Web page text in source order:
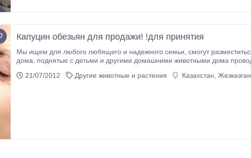
Капуцин обезьян для продажи! !для принятия
Мы ищем для любого любящего и надежного семьи, смогут разместиться нашего ребенка капуцин Monkeys.Our младенцев
дома, поднятые с детьми и другими домашними животными дома проводить. Они в курсе всех инъекций. Наши дети имеют
пожалеете, эти дети.
21/07/2012 Другие животные и растения Казахстан, Жезказган